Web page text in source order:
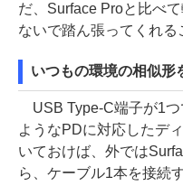
だ、Surface Proと比べ
ないで踏ん張ってくれる
いつもの環境の相似形
USB Type-C端子が1つ
ようなPDに対応したデ
いておけば、外では
ら、ケーブル1本を接続